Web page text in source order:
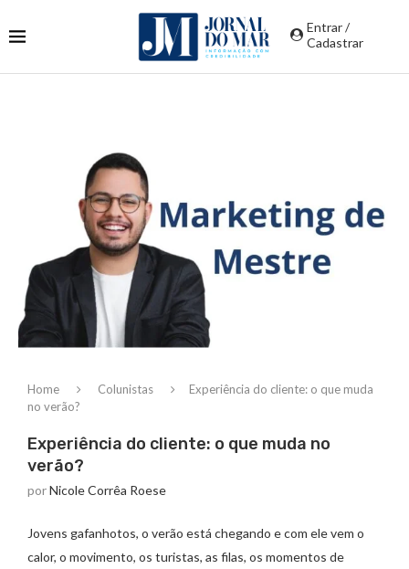
Entrar /
Cadastrar
Home Colunistas
Experiência do cliente: o que muda
no verão?
Experiência do cliente: o que muda no
verão?
porNicole Corrêa Roese
Jovens gafanhotos, o verão está chegando e com ele vem o
calor, o movimento, os turistas, as filas, os momentos de